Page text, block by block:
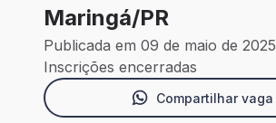
Maringá/PR
Publicada em 09 de maio de 2025
Inscrições encerradas
Compartilhar vaga